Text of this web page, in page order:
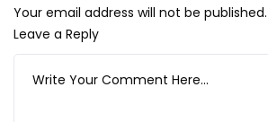
Your email address will not be published.
Leave a Reply